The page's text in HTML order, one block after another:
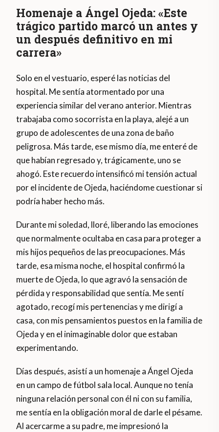
Homenaje a Ángel Ojeda: «Este
trágico partido marcó un antes y
un después definitivo en mi
carrera»
Solo en el vestuario, esperé las noticias del
hospital. Me sentía atormentado por una
experiencia similar del verano anterior. Mientras
trabajaba como socorrista en la playa, alejé a un
grupo de adolescentes de una zona de baño
peligrosa. Más tarde, ese mismo día, me enteré de
que habían regresado y, trágicamente, uno se
ahogó. Este recuerdo intensificó mi tensión actual
por el incidente de Ojeda, haciéndome cuestionar si
podría haber hecho más.
Durante mi soledad, lloré, liberando las emociones
que normalmente ocultaba en casa para proteger a
mis hijos pequeños de las preocupaciones. Más
tarde, esa misma noche, el hospital confirmó la
muerte de Ojeda, lo que agravó la sensación de
pérdida y responsabilidad que sentía. Me sentí
agotado, recogí mis pertenencias y me dirigí a
casa, con mis pensamientos puestos en la familia de
Ojeda y en el inimaginable dolor que estaban
experimentando.
Días después, asistí a un homenaje a Ángel Ojeda
en un campo de fútbol sala local. Aunque no tenía
ninguna relación personal con él ni con su familia,
me sentía en la obligación moral de darle el pésame.
Al acercarme a su padre, me impresionó la